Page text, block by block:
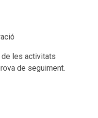
les activitats
de seguiment.